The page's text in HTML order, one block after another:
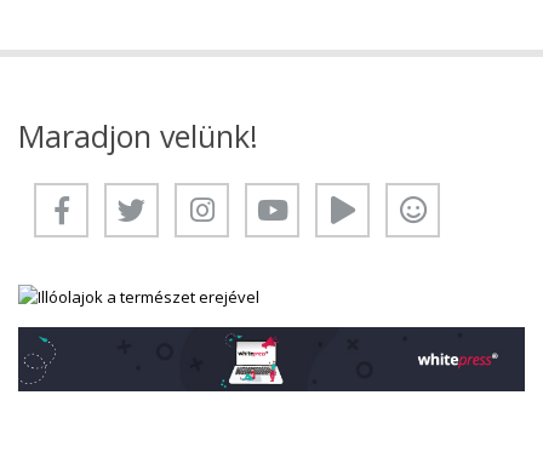
Maradjon velünk!